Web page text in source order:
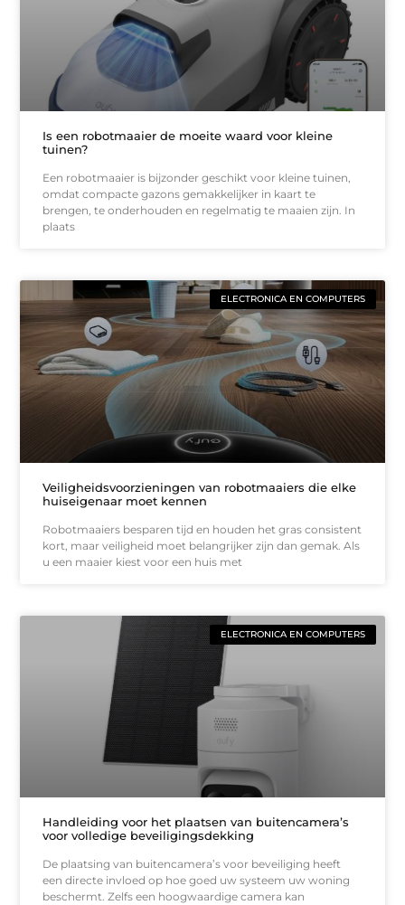
Is een robotmaaier de moeite waard voor kleine
tuinen?
Een robotmaaier is bijzonder geschikt voor kleine tuinen,
omdat compacte gazons gemakkelijker in kaart te
brengen, te onderhouden en regelmatig te maaien zijn. In
plaats
ELECTRONICA EN COMPUTERS
Veiligheidsvoorzieningen van robotmaaiers die elke
huiseigenaar moet kennen
Robotmaaiers besparen tijd en houden het gras consistent
kort, maar veiligheid moet belangrijker zijn dan gemak. Als
u een maaier kiest voor een huis met
ELECTRONICA EN COMPUTERS
Handleiding voor het plaatsen van buitencamera’s
voor volledige beveiligingsdekking
De plaatsing van buitencamera’s voor beveiliging heeft
een directe invloed op hoe goed uw systeem uw woning
beschermt. Zelfs een hoogwaardige camera kan